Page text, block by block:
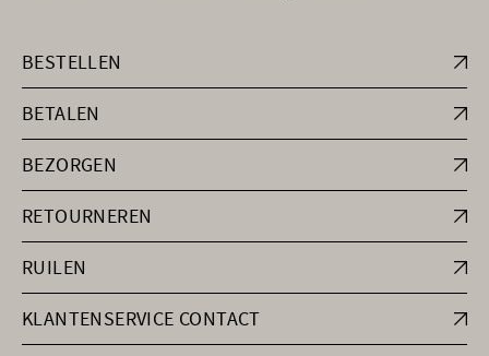
BESTELLEN
BETALEN
BEZORGEN
RETOURNEREN
RUILEN
KLANTENSERVICE CONTACT